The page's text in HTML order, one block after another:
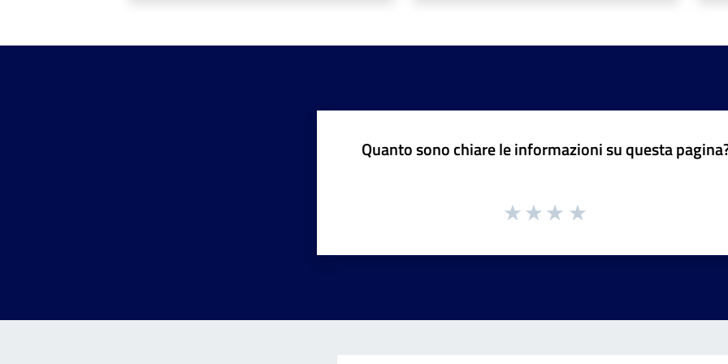
Quanto sono chiare le informazioni su questa